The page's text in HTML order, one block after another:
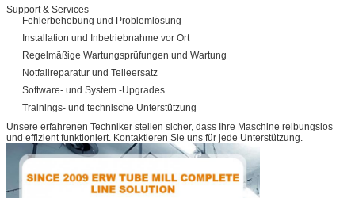
Support & Services
Fehlerbehebung und Problemlösung
Installation und Inbetriebnahme vor Ort
Regelmäßige Wartungsprüfungen und Wartung
Notfallreparatur und Teileersatz
Software- und System -Upgrades
Trainings- und technische Unterstützung
Unsere erfahrenen Techniker stellen sicher, dass Ihre Maschine reibungslos
und effizient funktioniert. Kontaktieren Sie uns für jede Unterstützung.